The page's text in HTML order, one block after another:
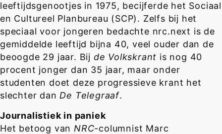
leeftijdsgenootjes in 1975, becijferde het Sociaal
en Cultureel Planbureau (SCP). Zelfs bij het
speciaal voor jongeren bedachte nrc.next is de
gemiddelde leeftijd bijna 40, veel ouder dan de
beoogde 29 jaar. Bij de Volkskrant is nog 40
procent jonger dan 35 jaar, maar onder
studenten doet deze progressieve krant het
slechter danDe Telegraaf.
Journalistiek in paniek
Het betoog van NRC-columnist Marc